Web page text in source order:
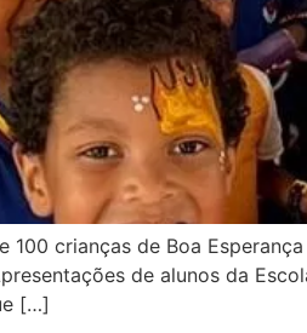
100 crianças de Boa
de alunos da
[…]